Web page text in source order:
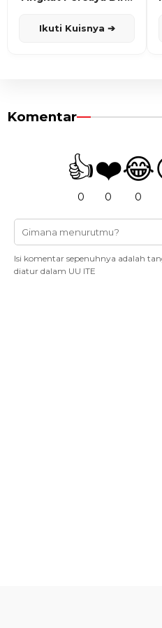
Ikuti Kuisnya ➔
Komentar
👍
0
❤️
0
😂
0
Isi komentar sepenuhnya adalah
diatur dalam UU ITE